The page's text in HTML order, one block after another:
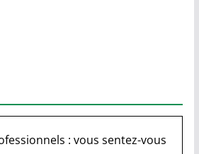
: vous sentez-vous